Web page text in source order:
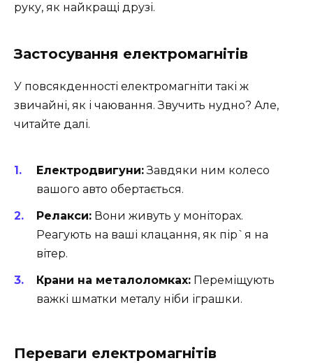
руку, як найкращі друзі.
Застосування електромагнітів
У повсякденності електромагніти такі ж
звичайні, як і чаювання. Звучить нудно? Але,
читайте далі.
Електродвигуни:Завдяки ним колесо
вашого авто обертається.
Релакси: Вони живуть у моніторах.
Реагують на ваші клацання, як пір`я на
вітер.
Крани на металоломках: Переміщують
важкі шматки металу ніби іграшки.
Переваги електромагнітів